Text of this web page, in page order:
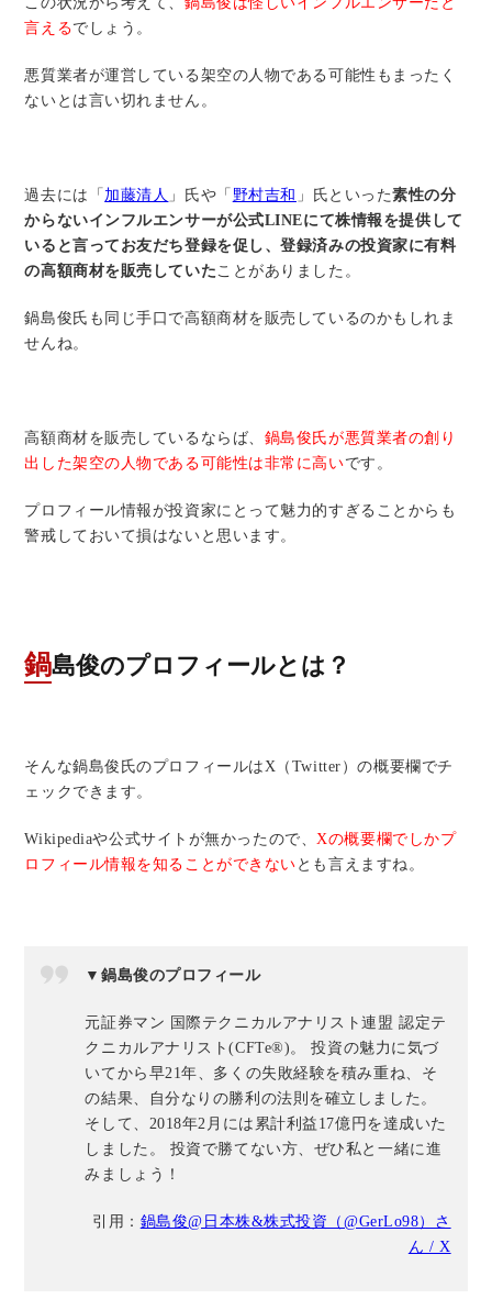
言えるでしょう。
悪質業者が運営している架空の人物である可能性もまったく
ないとは言い切れません。
過去には「 加藤清人 」氏や「 野村吉和 」氏といった素性の分
からないインフルエンサーが公式LINEにて株情報を提供して
いると言ってお友だち登録を促し、登録済みの投資家に有料
の高額商材を販売していたことがありました。
鍋島俊氏も同じ手口で高額商材を販売しているのかもしれま
せんね。
高額商材を販売しているならば、 鍋島俊氏が悪質業者の創り
出した架空の人物である可能性は非常に高いです。
プロフィール情報が投資家にとって魅力的すぎることからも
警戒しておいて損はないと思います。
鍋島俊のプロフィールとは？
そんな鍋島俊氏のプロフィールはX（Twitter）の概要欄でチ
ェックできます。
Wikipediaや公式サイトが無かったので、Xの概要欄でしかプ
ロフィール情報を知ることができない とも言えますね。
▼鍋島俊のプロフィール
元証券マン 国際テクニカルアナリスト連盟 認定テ
クニカルアナリスト(CFTe®)。 投資の魅力に気づ
いてから早21年、多くの失敗経験を積み重ね、そ
の結果、自分なりの勝利の法則を確立しました。
そして、2018年2月には累計利益17億円を達成いた
しました。 投資で勝てない方、ぜひ私と一緒に進
みましょう！
引用： 鍋島俊@日本株&株式投資（@GerLo98）さ
ん / X